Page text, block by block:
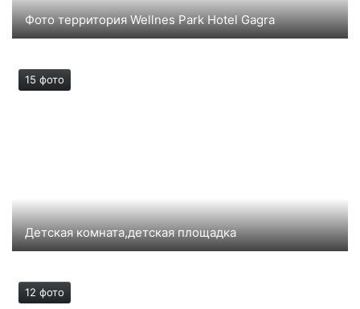
Фото территория Wellnes Park Hotel Gagra
Территория отеля Веллнесс парк Гагра,в парковой
15 фото
Детская комната,детская площадка
Детская комната, детская площадка в отеле парк
12 фото